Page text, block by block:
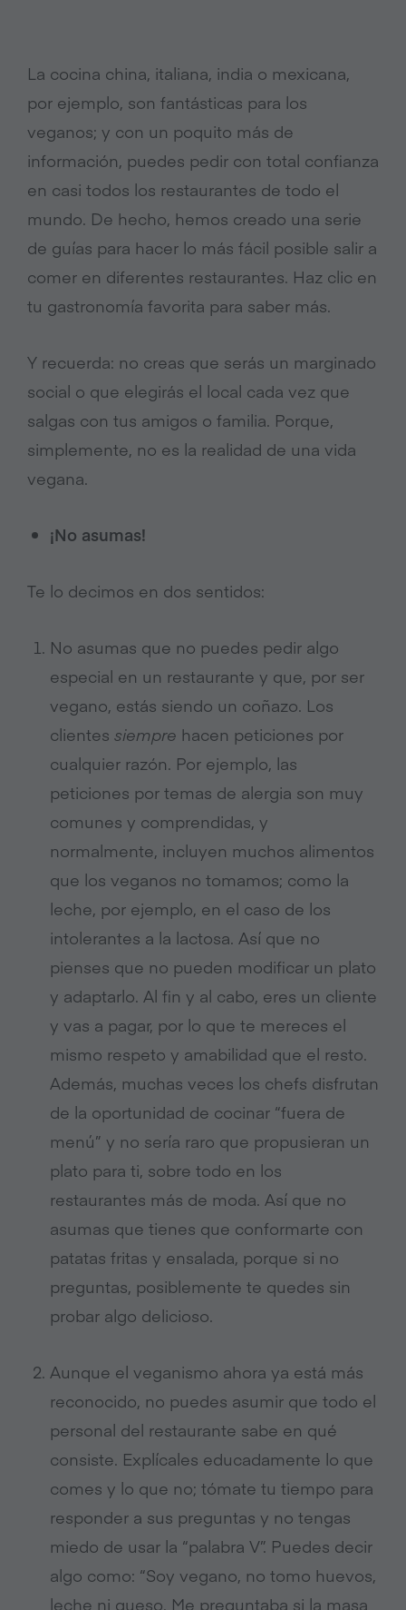
La cocina china, italiana, india o mexicana,
por ejemplo, son fantásticas para los
veganos; y con un poquito más de
información, puedes pedir con total confianza
en casi todos los restaurantes de todo el
mundo. De hecho, hemos creado una serie
de guías para hacer lo más fácil posible salir a
comer en diferentes restaurantes. Haz clic en
tu gastronomía favorita para saber más.
Y recuerda: no creas que serás un marginado
social o que elegirás el local cada vez que
salgas con tus amigos o familia. Porque,
simplemente, no es la realidad de una vida
vegana.
¡No asumas!
Te lo decimos en dos sentidos:
No asumas que no puedes pedir algo
especial en un restaurante y que, por ser
vegano, estás siendo un coñazo. Los
clientes siempre hacen peticiones por
cualquier razón. Por ejemplo, las
peticiones por temas de alergia son muy
comunes y comprendidas, y
normalmente, incluyen muchos alimentos
que los veganos no tomamos; como la
leche, por ejemplo, en el caso de los
intolerantes a la lactosa. Así que no
pienses que no pueden modificar un plato
y adaptarlo. Al fin y al cabo, eres un cliente
y vas a pagar, por lo que te mereces el
mismo respeto y amabilidad que el resto.
Además, muchas veces los chefs disfrutan
de la oportunidad de cocinar “fuera de
menú” y no sería raro que propusieran un
plato para ti, sobre todo en los
restaurantes más de moda. Así que no
asumas que tienes que conformarte con
patatas fritas y ensalada, porque si no
preguntas, posiblemente te quedes sin
probar algo delicioso.
Aunque el veganismo ahora ya está más
reconocido, no puedes asumir que todo el
personal del restaurante sabe en qué
consiste. Explícales educadamente lo que
comes y lo que no; tómate tu tiempo para
responder a sus preguntas y no tengas
miedo de usar la “palabra V”. Puedes decir
algo como: “Soy vegano, no tomo huevos,
leche ni queso. Me preguntaba si la masa